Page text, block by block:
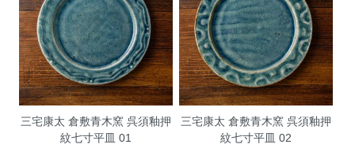
三宅康太 倉敷青木窯 呉須釉押
紋七寸平皿 01
三宅康太 倉敷青木窯 呉須釉押
紋七寸平皿 02